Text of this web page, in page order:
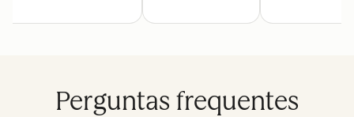
Perguntas frequentes